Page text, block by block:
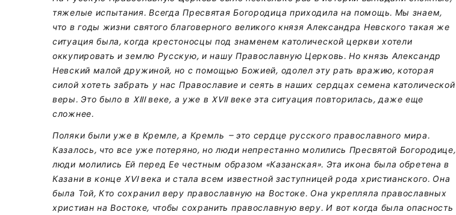
тяжелые испытания. Всегда Пресвятая Богородица приходила на помощь. Мы знаем,
что в годы жизни святого благоверного великого князя Александра Невского такая же
ситуация была, когда крестоносцы под знаменем католической церкви хотели
оккупировать и землю Русскую, и нашу Православную Церковь. Но князь Александр
Невский малой дружиной, но с помощью Божией, одолел эту рать вражию, которая
силой хотеть забрать у нас Православие и сеять в наших сердцах семена католической
веры. Это было в XIII веке, а уже в XVII веке эта ситуация повторилась, даже еще
сложнее.
Поляки были уже в Кремле, а Кремль – это сердце русского православного мира.
Казалось, что все уже потеряно, но люди непрестанно молились Пресвятой Богородице,
люди молились Ей перед Ее честным образом «Казанская». Эта икона была обретена в
Казани в конце XVI века и стала всем известной заступницей рода христианского. Она
была Той, Кто сохранил веру православную на Востоке. Она укрепляла православных
христиан на Востоке, чтобы сохранить православную веру. И вот когда была опасность